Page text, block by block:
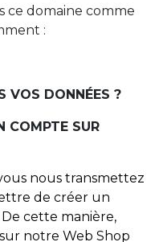
ce domaine comme
:
VOS DONNÉES ?
COMPTE SUR
nous transmettez
de créer un
cette manière,
notre Web Shop